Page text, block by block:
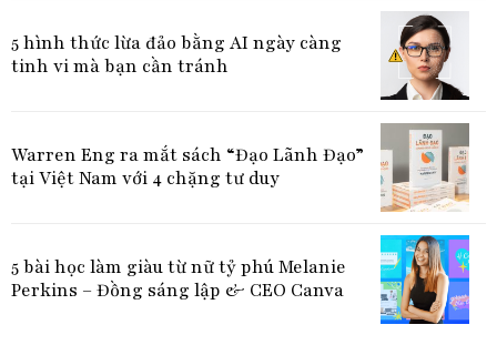
5 hình thức lừa đảo bằng AI ngày càng
tinh vi mà bạn cần tránh
Warren Eng ra mắt sách “Đạo Lãnh Đạo”
tại Việt Nam với 4 chặng tư duy
5 bài học làm giàu từ nữ tỷ phú Melanie
Perkins – Đồng sáng lập & CEO Canva